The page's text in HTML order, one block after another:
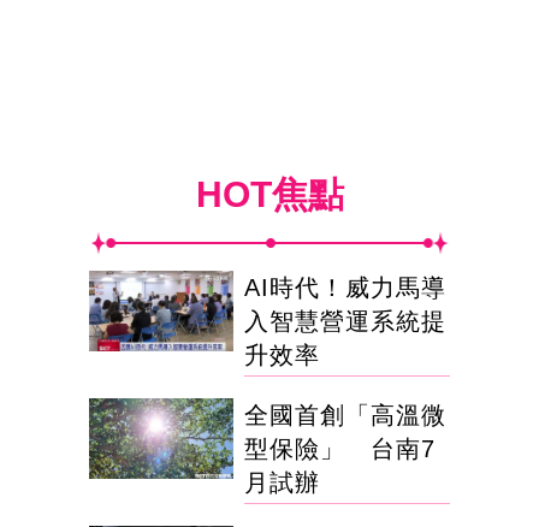
HOT焦點
AI時代！威力馬導
入智慧營運系統提
升效率
全國首創「高溫微
型保險」 台南7
月試辦